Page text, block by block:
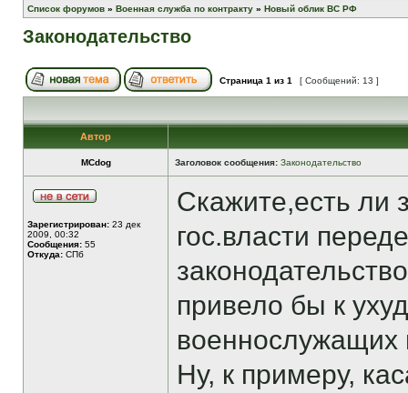
Список форумов » Военная служба по контракту » Новый облик ВС РФ
Законодательство
Страница 1 из 1 [ Сообщений: 13 ]
Автор
MCdog Заголовок сообщения: Законодательство
Зарегистрирован: 23 дек
2009, 00:32
Сообщения: 55
Откуда: СПб
Скажите,есть ли
гос.власти
привело бы к
военнослужащих
Ну, к примеру,